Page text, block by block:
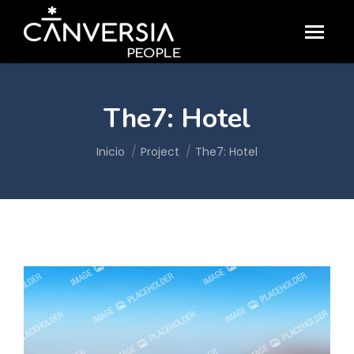
The7: Hotel
Estás aquí:
Inicio Project The7: Hotel